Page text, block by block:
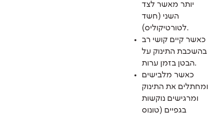
יותר מאשר לצד
השני (חשד
לטורטיקוליס).
כאשר קיים קושי רב
בהשכבת התינוק על
הבטן בזמן ערות.
כאשר מלבישים
ומחתלים את התינוק
ומרגישים נוקשות
בגפיים (טונוס